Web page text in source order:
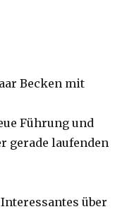
Becken mit
Führung und
gerade laufenden
über